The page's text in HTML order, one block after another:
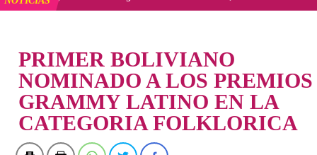
PRIMER BOLIVIANO
NOMINADO A LOS PREMIOS
GRAMMY LATINO EN LA
CATEGORIA FOLKLORICA